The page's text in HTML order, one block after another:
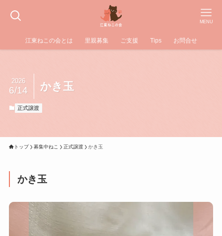
MENU
江東ねこの会とは 里親募集 ご支援 Tips お問合せ
かき玉
2026
6/14
正式譲渡
トップ 募集中ねこ 正式譲渡 かき玉
かき玉